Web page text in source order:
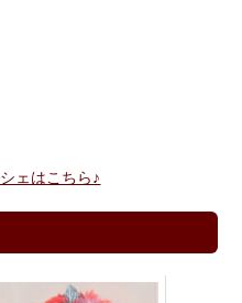
ェはこちら♪